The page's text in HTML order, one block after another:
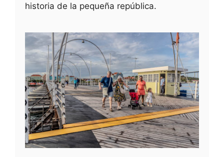
historia de la pequeña república.